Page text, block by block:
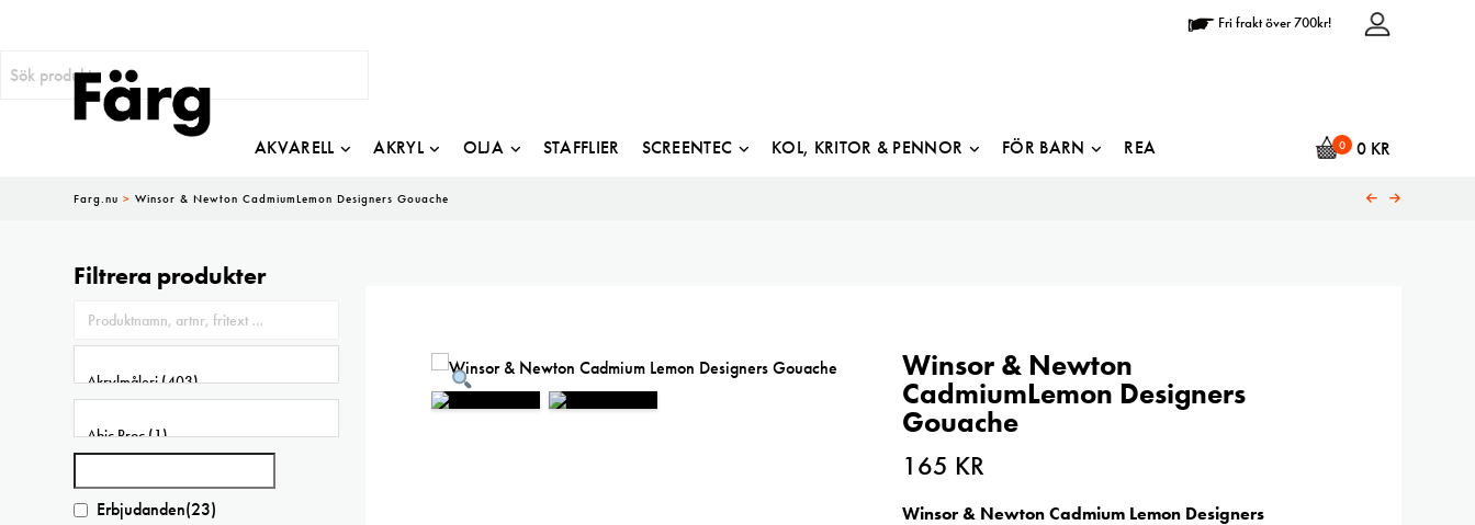
Fri frakt över 700kr!
0 0 KR
AKVARELL AKRYL OLJA STAFFLIER SCREENTEC KOL, KRITOR & PENNOR FÖR BARN REA
Farg.nu >Winsor & Newton CadmiumLemon Designers Gouache
Winsor & Newton
CadmiumLemon Designers
Gouache
165 KR
Winsor & Newton Cadmium Lemon Designers
Filtrera produkter
Erbjudanden(23)